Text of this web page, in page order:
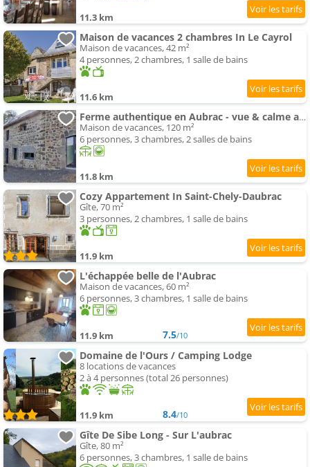
11.3 km
Maison de vacances 2 chambres In Le Cayrol
Maison de vacances, 42 m²
4 personnes, 2 chambres, 1 salle de bains
11.6 km
Ferme authentique en Aubrac - vue & calme absolu
Maison de vacances, 120 m²
6 personnes, 3 chambres, 2 salles de bains
11.8 km
Cozy Appartement In Saint-Chely-Daubrac
Gîte, 70 m²
3 personnes, 2 chambres, 1 salle de bains
11.9 km
L'échappée belle de l'Aubrac
Maison de vacances, 60 m²
6 personnes, 3 chambres, 1 salle de bains
11.9 km 7.5/10
Domaine de l'Ours / Camping Lodge
8 locations de vacances
2 à 4 personnes (total 26 personnes)
11.9 km 8.4/10
Gîte De Sibe Long - Sur L'aubrac
Gîte, 80 m²
6 personnes, 3 chambres, 1 salle de bains